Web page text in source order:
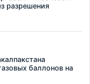
разрешения
баллонов на